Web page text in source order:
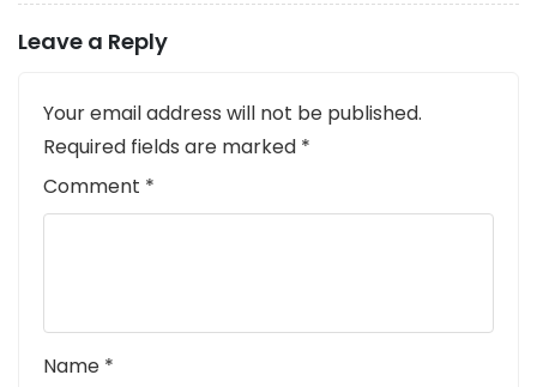
Leave a Reply
Your email address will not be published.
Required fields are marked *
Comment *
Name *